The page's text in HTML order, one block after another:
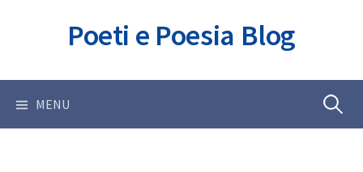
Poeti e Poesia Blog
MENU Ricerca